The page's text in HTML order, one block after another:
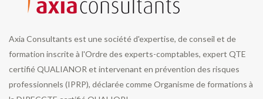
Axia Consultants est une société d'expertise, de conseil et de
formation inscrite à l'Ordre des experts-comptables, expert QTE
certifié QUALIANOR et intervenant en prévention des risques
professionnels (IPRP), déclarée comme Organisme de formations à